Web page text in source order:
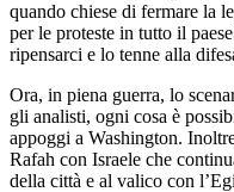
quando chiese di fermare la
per le proteste in tutto il
ripensarci e lo tenne alla
Ora, in piena guerra, lo
gli analisti, ogni cosa è
appoggi a Washington.
Rafah con Israele che
della città e al valico con